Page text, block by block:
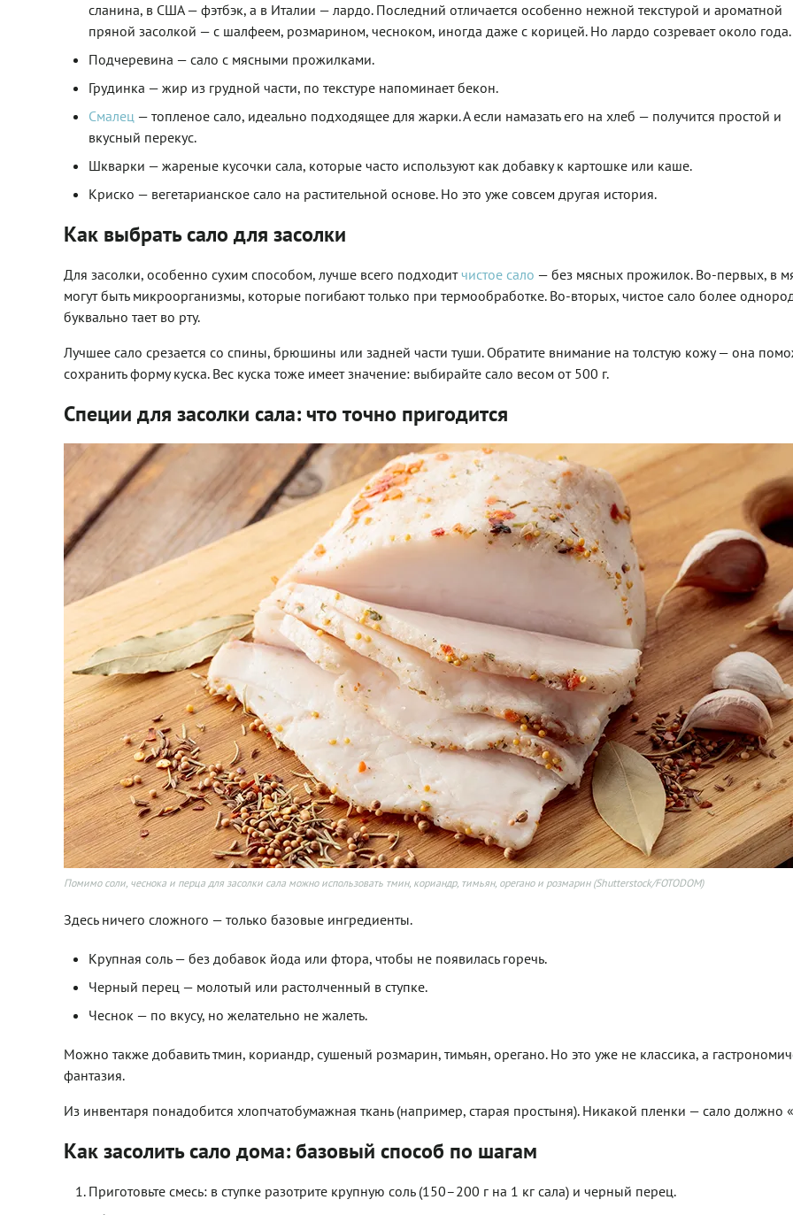
сланина, в США — фэтбэк, а в Италии — лардо. Последний отличается особенно нежной текстурой и ароматной
пряной засолкой — с шалфеем, розмарином, чесноком, иногда даже с корицей. Но лардо созревает около года.
Подчеревина — сало с мясными прожилками.
Грудинка — жир из грудной части, по текстуре напоминает бекон.
Смалец — топленое сало, идеально подходящее для жарки. А если намазать его на хлеб — получится простой и
вкусный перекус.
Шкварки — жареные кусочки сала, которые часто используют как добавку к картошке или каше.
Криско — вегетарианское сало на растительной основе. Но это уже совсем другая история.
Как выбрать сало для засолки
Для засолки, особенно сухим способом, лучше всего подходитчистое сало — без мясных прожилок. Во-первых, в
могут быть микроорганизмы, которые погибают только при термообработке. Во-вторых, чистое сало более
буквально тает во рту.
Лучшее сало срезается со спины, брюшины или задней части туши. Обратите внимание на толстую кожу — она
сохранить форму куска. Вес куска тоже имеет значение: выбирайте сало весом от 500 г.
Специи для засолки сала: что точно пригодится
Помимо соли, чеснока и перца для засолки сала можно использовать тмин, кориандр, тимьян, орегано и розмарин (Shutterstock/FOTODOM)
Здесь ничего сложного — только базовые ингредиенты.
Крупная соль — без добавок йода или фтора, чтобы не появилась горечь.
Черный перец — молотый или растолченный в ступке.
Чеснок — по вкусу, но желательно не жалеть.
Можно также добавить тмин, кориандр, сушеный розмарин, тимьян, орегано. Но это уже не классика, а
фантазия.
Из инвентаря понадобится хлопчатобумажная ткань (например, старая простыня). Никакой пленки — сало должно
Как засолить сало дома: базовый способ по шагам
Приготовьте смесь: в ступке разотрите крупную соль (150–200 г на 1 кг сала) и черный перец.